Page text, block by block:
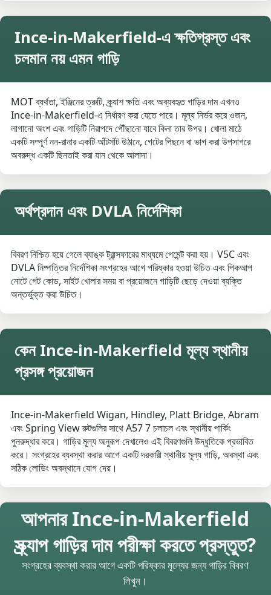
Ince-in-Makerfield-এ ক্ষতিগ্রস্ত এবং
চলমান নয় এমন গাড়ি
MOT ব্যর্থতা, ইঞ্জিনের ত্রুটি, ক্র্যাশ ক্ষতি এবং অব্যবহৃত গাড়ির দাম এখনও
Ince-in-Makerfield-এ নির্ধারণ করা যেতে পারে। মূল্য নির্ভর করে ওজন,
লাগানো অংশ এবং গাড়িটি নিরাপদে পৌঁছানো যাবে কিনা তার উপর। খোলা মাঠে
একটি সম্পূর্ণ নন-রানার একটি আঁটসাঁট উঠানে, গেটের পিছনে বা ভাগ করা উপসাগরে
অবরুদ্ধ একটি ছিনতাই করা যান থেকে আলাদা।
অর্থপ্রদান এবং DVLA নির্দেশিকা
বিবরণ নিশ্চিত হয়ে গেলে ব্যাঙ্ক ট্রান্সফারের মাধ্যমে পেমেন্ট করা হয়। V5C এবং
DVLA নিষ্পত্তির নির্দেশিকা সংগ্রহের আগে পরিষ্কার হওয়া উচিত এবং পিকআপ
নোটে গেট কোড, সাইট খোলার সময় বা প্রয়োজনে গাড়িটি ছেড়ে দেওয়া ব্যক্তি
অন্তর্ভুক্ত করা উচিত।
কেন Ince-in-Makerfield মূল্য স্থানীয়
প্রসঙ্গ প্রয়োজন
Ince-in-Makerfield Wigan, Hindley, Platt Bridge, Abram
এবং Spring View রুটগুলির সাথে A57 7 চলাচল এবং স্থানীয় পার্কিং
পুনরুদ্ধার করে। গাড়ির মূল্য অনুরূপ দেখালেও এই বিবরণগুলি উদ্ধৃতিকে প্রভাবিত
করে। সংগ্রহের ব্যবস্থা করার আগে একটি দরকারী স্থানীয় মূল্য গাড়ি, অবস্থা এবং
সঠিক লোডিং অবস্থানে যোগ দেয়।
আপনার Ince-in-Makerfield
স্ক্র্যাপ গাড়ির দাম পরীক্ষা করতে প্রস্তুত?
সংগ্রহের ব্যবস্থা করার আগে একটি পরিষ্কার মূল্যের জন্য গাড়ির বিবরণ
লিখুন।